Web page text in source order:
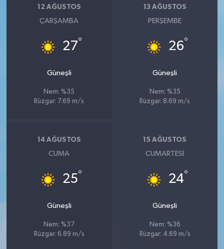
12 AĞUSTOS
ÇARŞAMBA
27°
Güneşli
Nem: %35
Rüzgar: 7.69 m/s
13 AĞUSTOS
PERŞEMBE
26°
Güneşli
Nem: %35
Rüzgar: 8.69 m/s
14 AĞUSTOS
CUMA
25°
Güneşli
Nem: %37
Rüzgar: 6.89 m/s
15 AĞUSTOS
CUMARTESI
24°
Güneşli
Nem: %36
Rüzgar: 4.69 m/s